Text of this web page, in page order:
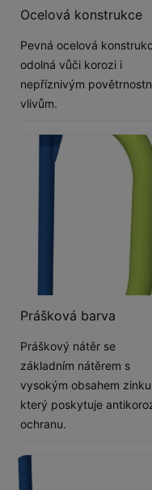
Ocelová konstrukce
Pevná ocelová
odolná vůči korozi i
nepříznivým
vlivům.
Prášková barva
Práškový nátěr se
základním nátěrem s
vysokým obsahem
který poskytuje
ochranu.